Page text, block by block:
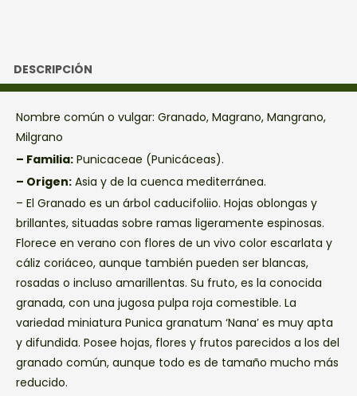
DESCRIPCIÓN
Nombre común o vulgar: Granado, Magrano, Mangrano,
Milgrano
– Familia: Punicaceae (Punicáceas).
– Origen: Asia y de la cuenca mediterránea.
– El Granado es un árbol caducifoliio. Hojas oblongas y
brillantes, situadas sobre ramas ligeramente espinosas.
Florece en verano con flores de un vivo color escarlata y
cáliz coriáceo, aunque también pueden ser blancas,
rosadas o incluso amarillentas. Su fruto, es la conocida
granada, con una jugosa pulpa roja comestible. La
variedad miniatura Punica granatum ‘Nana’ es muy apta
y difundida. Posee hojas, flores y frutos parecidos a los del
granado común, aunque todo es de tamaño mucho más
reducido.